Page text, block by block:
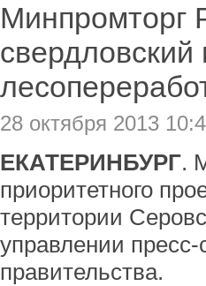
Минпромторг
свердловский
28 октября 2013
ЕКАТЕРИНБУРГ.
приоритетного
территории
управлении
правительства.